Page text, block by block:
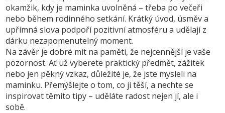
okamžik, kdy je maminka uvolněná – třeba po večeři
nebo během rodinného setkání. Krátký úvod, úsměv a
upřímná slova podpoří pozitivní atmosféru a udělají z
dárku nezapomenutelný moment.
Na závěr je dobré mít na paměti, že nejcennější je vaše
pozornost. Ať už vyberete praktický předmět, zážitek
nebo jen pěkný vzkaz, důležité je, že jste mysleli na
maminku. Přemýšlejte o tom, co ji těší, a nechte se
inspirovat těmito tipy – uděláte radost nejen jí, ale i
sobě.